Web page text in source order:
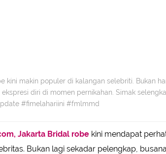
kini makin populer di kalangan selebriti. Bukan
diri di momen pernikahan. Simak
#fimelahariini #fmlmmd
Jakarta Bridal robe kini mendapat
Bukan lagi sekadar pelengkap,